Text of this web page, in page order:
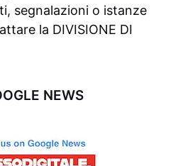
segnalazioni o istanze
la DIVISIONE DI
NEWS